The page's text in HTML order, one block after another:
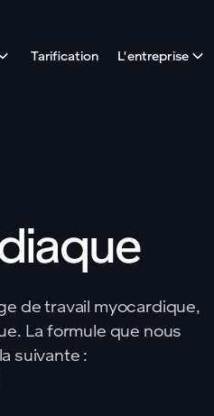
Tarification L'entreprise
de travail myocardique,
La formule que nous
suivante :